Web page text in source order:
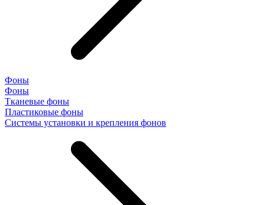
Фоны
Фоны
Тканевые фоны
Пластиковые фоны
Системы установки и крепления фонов